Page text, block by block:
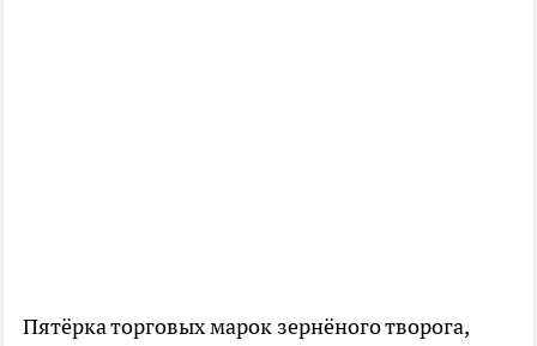
Пятёрка торговых марок зернёного творога,